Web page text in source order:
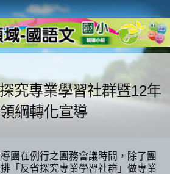
究專業學習社群暨12年
綱轉化宣導
在例行之團務會議時間，除了團
「反省探究專業學習社群」做專業